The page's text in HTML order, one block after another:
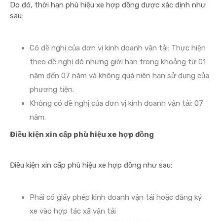
Do đó, thời hạn phù hiệu xe hợp đồng được xác định như
sau:
Có đề nghị của đơn vị kinh doanh vận tải: Thực hiện
theo đề nghị đó nhưng giới hạn trong khoảng từ 01
năm đến 07 năm và không quá niên hạn sử dụng của
phương tiện.
Không có đề nghị của đơn vị kinh doanh vận tải: 07
năm.
Điều kiện xin cấp phù hiệu xe hợp đồng
Điều kiện xin cấp phù hiệu xe hợp đồng như sau:
Phải có giấy phép kinh doanh vận tải hoặc đăng ký
xe vào hợp tác xã vận tải